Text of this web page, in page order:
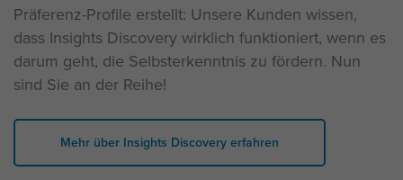
Präferenz-Profile erstellt: Unsere Kunden wissen,
dass Insights Discovery wirklich funktioniert, wenn es
darum geht, die Selbsterkenntnis zu fördern. Nun
sind Sie an der Reihe!
Mehr über Insights Discovery erfahren